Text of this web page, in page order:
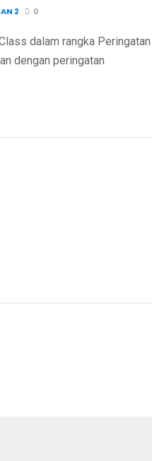
2 0
dalam rangka Peringatan
dengan peringatan